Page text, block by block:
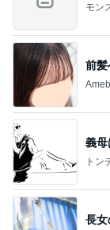
モン
前髪
義母
トン
長女